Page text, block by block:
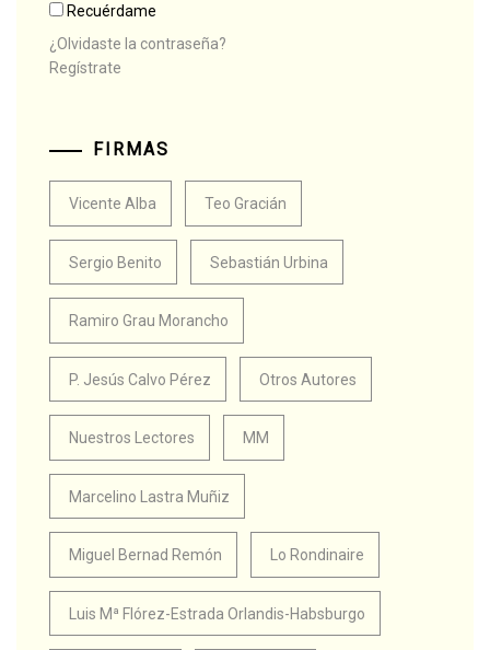
Recuérdame
¿Olvidaste la contraseña?
Regístrate
FIRMAS
Vicente Alba Teo Gracián
Sergio Benito Sebastián Urbina
Ramiro Grau Morancho
P. Jesús Calvo Pérez Otros Autores
Nuestros Lectores MM
Marcelino Lastra Muñiz
Miguel Bernad Remón Lo Rondinaire
Luis Mª Flórez-Estrada Orlandis-Habsburgo